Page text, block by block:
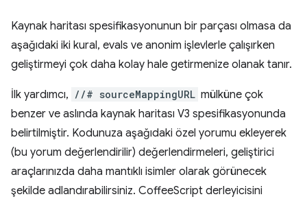
Kaynak haritası spesifikasyonunun bir parçası olmasa da
aşağıdaki iki kural, evals ve anonim işlevlerle çalışırken
geliştirmeyi çok daha kolay hale getirmenize olanak tanır.
İlk yardımcı, //# sourceMappingURL mülküne çok
benzer ve aslında kaynak haritası V3 spesifikasyonunda
belirtilmiştir. Kodunuza aşağıdaki özel yorumu ekleyerek
(bu yorum değerlendirilir) değerlendirmeleri, geliştirici
araçlarınızda daha mantıklı isimler olarak görünecek
şekilde adlandırabilirsiniz. CoffeeScript derleyicisini